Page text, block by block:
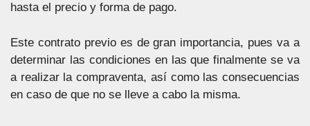
hasta el precio y forma de pago.
Este contrato previo es de gran importancia, pues va a
determinar las condiciones en las que finalmente se va
a realizar la compraventa, así como las consecuencias
en caso de que no se lleve a cabo la misma.